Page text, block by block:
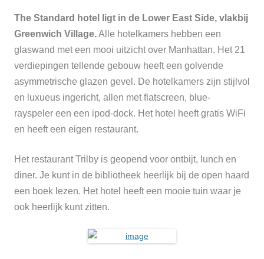
The Standard hotel ligt in de Lower East Side, vlakbij
Greenwich Village.Alle hotelkamers hebben een
glaswand met een mooi uitzicht over Manhattan. Het 21
verdiepingen tellende gebouw heeft een golvende
asymmetrische glazen gevel. De hotelkamers zijn stijlvol
en luxueus ingericht, allen met flatscreen, blue-
rayspeler een een ipod-dock. Het hotel heeft gratis WiFi
en heeft een eigen restaurant.
Het restaurant Trilby is geopend voor ontbijt, lunch en
diner. Je kunt in de bibliotheek heerlijk bij de open haard
een boek lezen. Het hotel heeft een mooie tuin waar je
ook heerlijk kunt zitten.